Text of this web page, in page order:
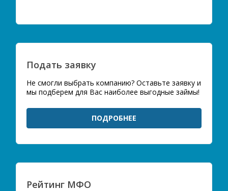
Подать заявку
Не смогли выбрать компанию? Оставьте заявку и
мы подберем для Вас наиболее выгодные займы!
ПОДРОБНЕЕ
Рейтинг МФО